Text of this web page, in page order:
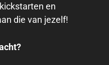
en
die van jezelf!